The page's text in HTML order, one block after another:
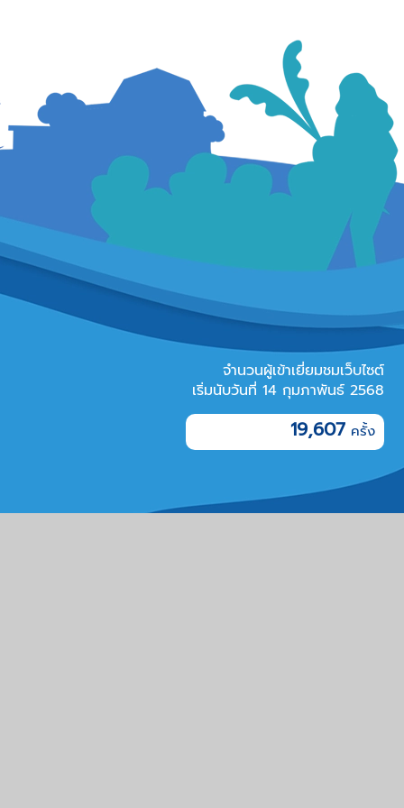
จำนวนผู้เข้าเยี่ยมชมเว็บไซต์
เริ่มนับวันที่ 14 กุมภาพันธ์ 2568
19,607